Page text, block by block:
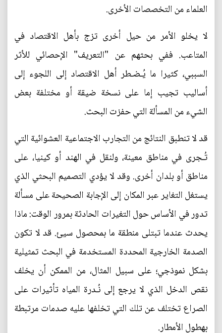
العلماء من التخصصات الأخرى.
لا يخلو الأمر من حيل أخرى تزج بأهل الاقتصاد في
المتاعب. ففي بحثهم عن "التعريف" الإحصائي للأثر
السببي، كثيرا ما يُـضـطر أهل الاقتصاد إلى اللجوء إلى
أساليب تجيب إما على نسخة ضيقة أو مختلفة بعض
الشيء من المسألة التي حفزت البحث.
قد لا تنطبق النتائج من التجارب الاجتماعية العشوائية التي
تُـجرى في مناطق معينة، ولنقل في الهند أو كينيا، على
مناطق أو بلدان أخرى. وقد لا يؤدي التصميم البحثي الذي
يستغل التغاير عبر المكان إلى الإجابة الصحيحة على مسألة
تدور في الأساس حول التغيرات الحادثة بمرور الوقت: ماذا
يحدث عندما تبتلى منطقة ما بمحصول سيئ. قد لا تكون
الصدمة الخارجية المحددة المستخدمة في البحث تمثيلية
بشكل نموذجي؛ على سبيل المثال، من الممكن أن يخلف
نقص الدخل الذي لا يرجع إلى نُـدرة المياه تأثيرات على
الصراع تختلف عن تلك التي تخلفها عليه صدمات مرتبطة
بهطول الأمطار.